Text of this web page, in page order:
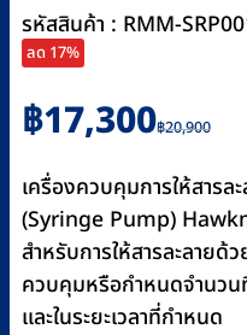
รหัสสินค้า : RMM-
ลด 17%
฿20,900
Original
price
was:
฿20,900.
฿17,300
Current
price
is:
฿17,300.
เครื่องควบคุมการให้สาร
(Syringe Pump)
สำหรับการให้สารละลาย
ควบคุมหรือกำหนดจำนว
และในระยะเวลาที่กำหนด